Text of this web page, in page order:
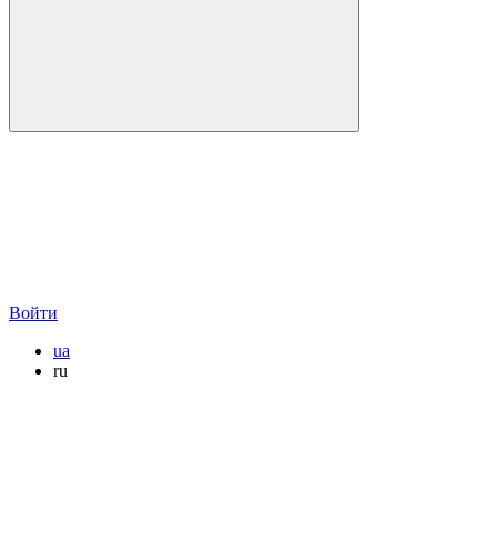
Войти
ua
ru